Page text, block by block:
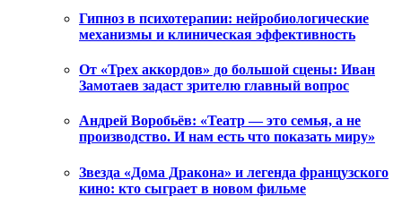
Гипноз в психотерапии: нейробиологические
механизмы и клиническая эффективность
От «Трех аккордов» до большой сцены: Иван
Замотаев задаст зрителю главный вопрос
Андрей Воробьёв: «Театр — это семья, а не
производство. И нам есть что показать миру»
Звезда «Дома Дракона» и легенда французского
кино: кто сыграет в новом фильме